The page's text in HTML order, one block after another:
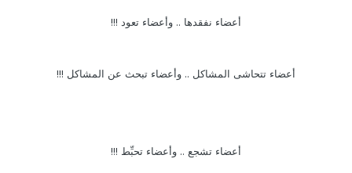
أعضاء نفقدها .. وأعضاء تعود !!!
أعضاء تتحاشى المشاكل .. وأعضاء تبحث عن المشاكل !!!
أعضاء تشجع .. وأعضاء تحبِّط !!!